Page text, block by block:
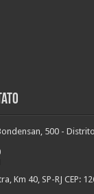
500 -
Km 40, SP-RJ CEP: